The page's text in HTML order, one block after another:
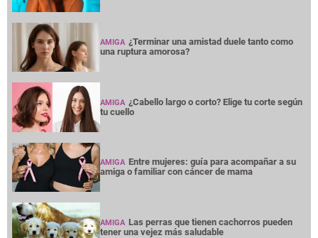
AMIGA ¿Terminar una amistad duele tanto como
una ruptura amorosa?
AMIGA ¿Cabello largo o corto? Elige tu corte según
tu cuello
AMIGA Entre mujeres: guía para acompañar a su
amiga o familiar con cáncer de mama
AMIGA Las perras que tienen cachorros pueden
tener una vejez más saludable